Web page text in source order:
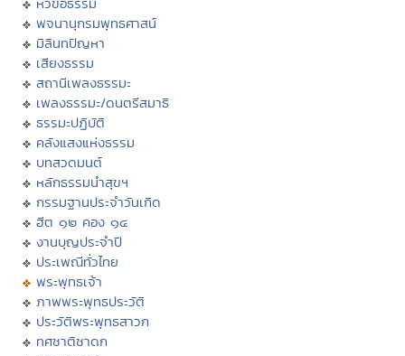
พจนานุกรมพุทธศาสน์
มิลินทปัญหา
เสียงธรรม
สถานีเพลงธรรมะ
เพลงธรรมะ/ดนตรีสมาธิ
ธรรมะปฏิบัติ
คลังแสงแห่งธรรม
บทสวดมนต์
หลักธรรมนำสุขฯ
กรรมฐานประจำวันเกิด
ฮีต ๑๒ คอง ๑๔
งานบุญประจำปี
ประเพณีทั่วไทย
พระพุทธเจ้า
ภาพพระพุทธประวัติ
ประวัติพระพุทธสาวก
ทศชาติชาดก